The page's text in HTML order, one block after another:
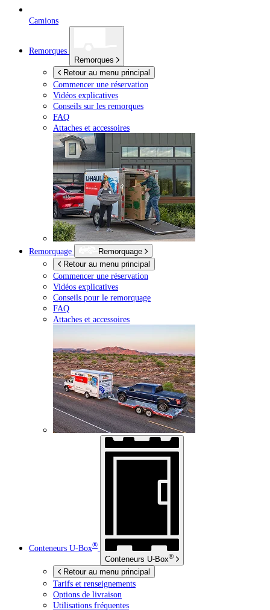
Camions
Remorques
Remorques
Retour au menu principal
Commencer une réservation
Vidéos explicatives
Conseils sur les remorques
FAQ
Attaches et accessoires
Remorquage
Remorquage
Retour au menu principal
Commencer une réservation
Vidéos explicatives
Conseils pour le remorquage
FAQ
Attaches et accessoires
Conteneurs U-Box®
Conteneurs U-Box®
Retour au menu principal
Tarifs et renseignements
Options de livraison
Utilisations fréquentes